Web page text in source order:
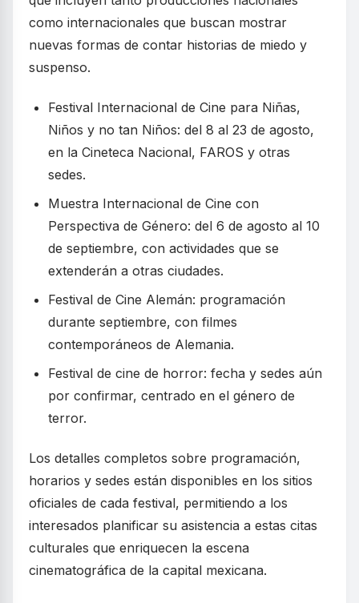
como internacionales que buscan mostrar
nuevas formas de contar historias de miedo y
suspenso.
Festival Internacional de Cine para Niñas,
Niños y no tan Niños: del 8 al 23 de agosto,
en la Cineteca Nacional, FAROS y otras
sedes.
Muestra Internacional de Cine con
Perspectiva de Género: del 6 de agosto al 10
de septiembre, con actividades que se
extenderán a otras ciudades.
Festival de Cine Alemán: programación
durante septiembre, con filmes
contemporáneos de Alemania.
Festival de cine de horror: fecha y sedes aún
por confirmar, centrado en el género de
terror.
Los detalles completos sobre programación,
horarios y sedes están disponibles en los sitios
oficiales de cada festival, permitiendo a los
interesados planificar su asistencia a estas citas
culturales que enriquecen la escena
cinematográfica de la capital mexicana.